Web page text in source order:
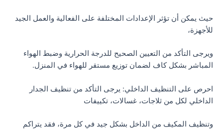
حيث يمكن أن تؤثر الإعدادات المختلفة على الفعالية والعمل الجيد
للأجهزة،
ويرجى التأكد من التعيين الصحيح للدرجة الحرارية وضبط الهواء
المباشر بشكل كاف لضمان توزيع مستقر للهواء في المنزل.
احرص على التنظيف الداخلي: يرجى التأكد من تنظيف الجدار
الداخلي لكل من ثلاجات، غسالات، تكييفات
وتنظيف المكيف من الداخل بشكل جيد في كل مرة، فقد يتراكم